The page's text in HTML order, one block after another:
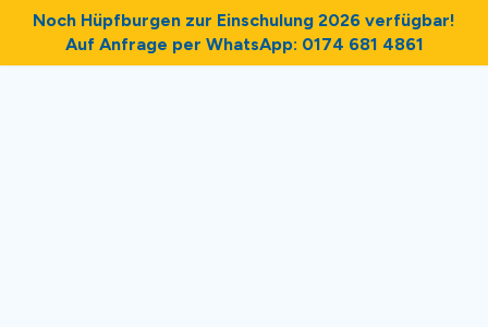
Noch Hüpfburgen zur Einschulung 2026 verfügbar!
Auf Anfrage per WhatsApp: 0174 681 4861